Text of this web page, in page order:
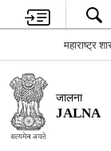
महाराष्ट्र
जालना
JALNA